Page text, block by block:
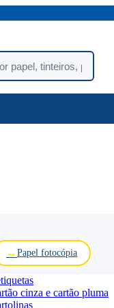
Papel fotocópia
cinza e cartão pluma